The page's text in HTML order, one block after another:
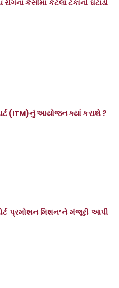
કેસોમાં કેટલા ટકાનો ઘટાડો
(ITM)નું આયોજન ક્યાં કરાશે ?
પ્રમોશન મિશન’ને મંજૂરી આપી